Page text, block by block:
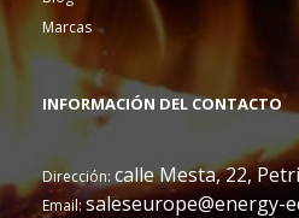
Marcas
INFORMACIÓN DEL CONTACTO
Dirección: calle Mesta, 22,
Email: saleseurope@energy-